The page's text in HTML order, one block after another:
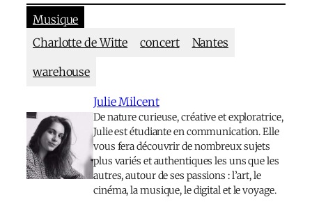
Musique
Charlotte de Witte
concert Nantes
warehouse
Julie Milcent
De nature curieuse, créative et exploratrice,
Julie est étudiante en communication. Elle
vous fera découvrir de nombreux sujets
plus variés et authentiques les uns que les
autres, autour de ses passions : l’art, le
cinéma, la musique, le digital et le voyage.